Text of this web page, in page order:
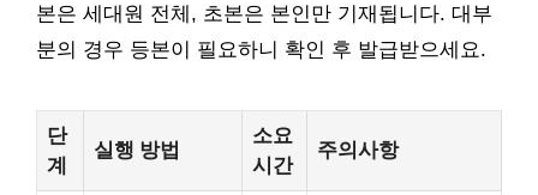
본은 세대원 전체, 초본은 본인만 기재됩니다. 대부
분의 경우 등본이 필요하니 확인 후 발급받으세요.
단
계
실행 방법
소요
시간
주의사항